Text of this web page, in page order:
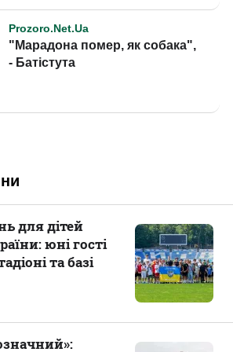
для дітей
юні гості
та базі